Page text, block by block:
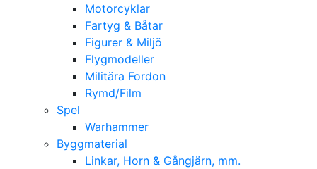
Motorcyklar
Fartyg & Båtar
Figurer & Miljö
Flygmodeller
Militära Fordon
Rymd/Film
Spel
Warhammer
Byggmaterial
Linkar, Horn & Gångjärn, mm.